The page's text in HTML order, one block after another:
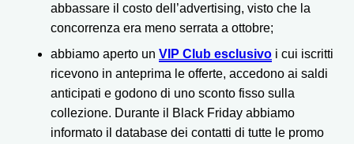
abbassare il costo dell’advertising, visto che la
concorrenza era meno serrata a ottobre;
abbiamo aperto un VIP Club esclusivo i cui iscritti
ricevono in anteprima le offerte, accedono ai saldi
anticipati e godono di uno sconto fisso sulla
collezione. Durante il Black Friday abbiamo
informato il database dei contatti di tutte le promo